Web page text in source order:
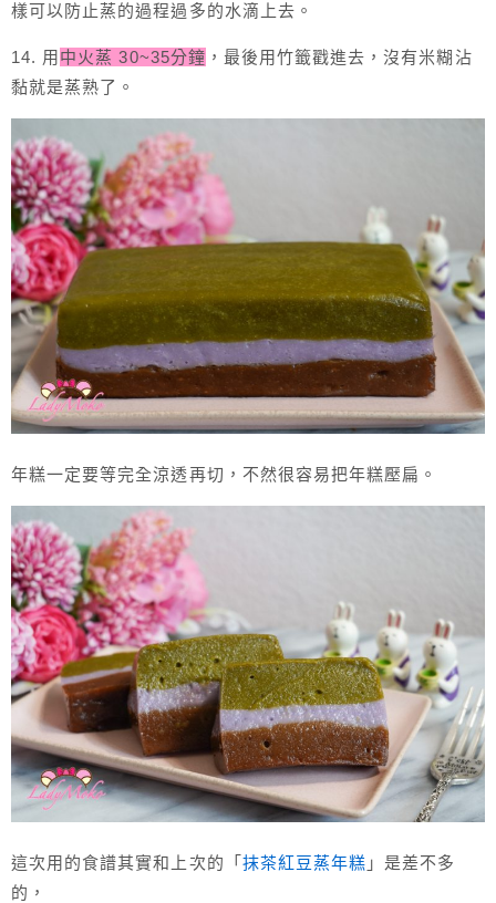
樣可以防止蒸的過程過多的水滴上去。
14. 用 中火蒸 30~35分鐘 ，最後用竹籤戳進去，沒有米糊沾
黏就是蒸熟了。
年糕一定要等完全涼透再切，不然很容易把年糕壓扁。
這次用的食譜其實和上次的「 抹茶紅豆蒸年糕 」是差不多
的，